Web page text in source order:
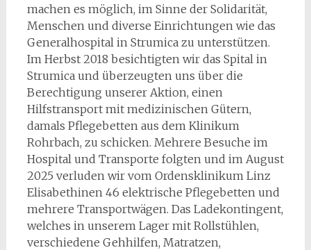
machen es möglich, im Sinne der Solidarität,
Menschen und diverse Einrichtungen wie das
Generalhospital in Strumica zu unterstützen.
Im Herbst 2018 besichtigten wir das Spital in
Strumica und überzeugten uns über die
Berechtigung unserer Aktion, einen
Hilfstransport mit medizinischen Gütern,
damals Pflegebetten aus dem Klinikum
Rohrbach, zu schicken. Mehrere Besuche im
Hospital und Transporte folgten und im August
2025 verluden wir vom Ordensklinikum Linz
Elisabethinen 46 elektrische Pflegebetten und
mehrere Transportwägen. Das Ladekontingent,
welches in unserem Lager mit Rollstühlen,
verschiedene Gehhilfen, Matratzen,